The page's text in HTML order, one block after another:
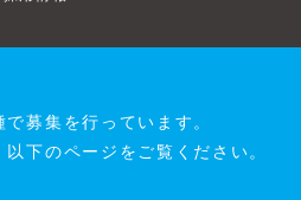
募集を行っています。
下のページをご覧ください。